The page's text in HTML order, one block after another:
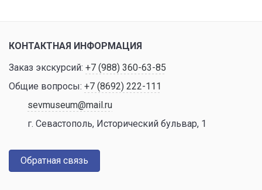
КОНТАКТНАЯ ИНФОРМАЦИЯ
Заказ экскурсий: +7 (988) 360-63-85
Общие вопросы: +7 (8692) 222-111
sevmuseum@mail.ru
г. Севастополь, Исторический бульвар, 1
Обратная связь